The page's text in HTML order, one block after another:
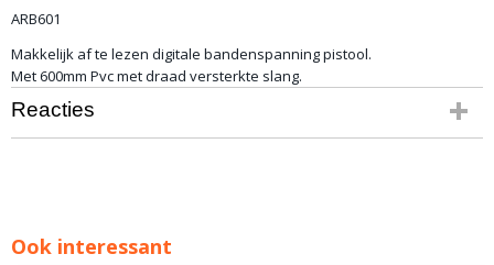
ARB601
Makkelijk af te lezen digitale bandenspanning pistool.
Met 600mm Pvc met draad versterkte slang.
Reacties
Ook interessant